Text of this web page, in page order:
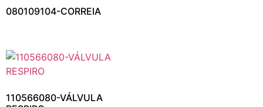
080109104-CORREIA
110566080-VÁLVULA